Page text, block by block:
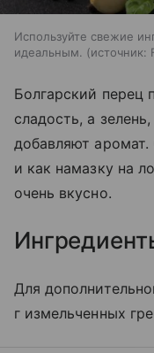
Используйте свежие
идеальным.
источник:
Болгарский перец
сладость, а
добавляют
и как намазку на
очень вкусно.
Для
г измельченных